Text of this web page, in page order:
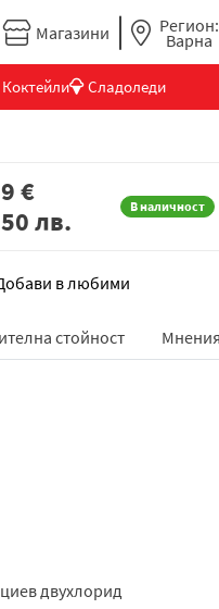
Магазини Регион:
Варна
Коктейли Сладоледи
В наличност
€
лв.
в любими
стойност
двухлорид